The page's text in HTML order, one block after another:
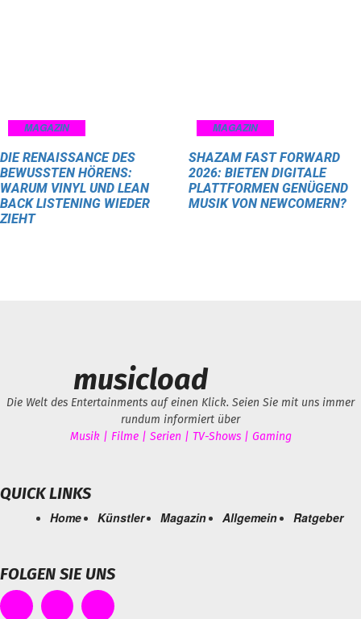
MAGAZIN
DIE RENAISSANCE DES
BEWUSSTEN HÖRENS:
WARUM VINYL UND LEAN
BACK LISTENING WIEDER
ZIEHT
MAGAZIN
SHAZAM FAST FORWARD
2026: BIETEN DIGITALE
PLATTFORMEN GENÜGEND
MUSIK VON NEWCOMERN?
musicload
Die Welt des Entertainments auf einen Klick. Seien Sie mit uns immer
rundum informiert über
Musik | Filme | Serien | TV-Shows | Gaming
QUICK LINKS
Home Künstler Magazin Allgemein Ratgeber
FOLGEN SIE UNS